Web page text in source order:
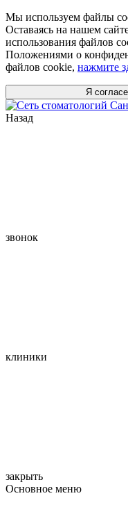
Мы используем файлы
Оставаясь на нашем
использования файлов
Положениями о
файлов cookie, нажмите
Я
Назад
звонок
клиники
закрыть
Основное меню